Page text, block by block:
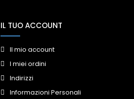
IL TUO ACCOUNT
Il mio account
I miei ordini
Indirizzi
Informazioni Personali